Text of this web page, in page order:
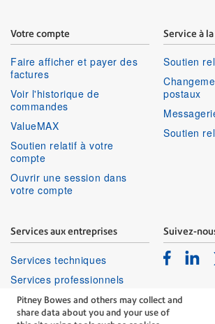
Pitney Bowes and others may collect and
share data about you and your use of
Votre compte
Faire afficher et payer des
factures
Voir l'historique de
commandes
ValueMAX
Soutien relatif à votre
compte
Ouvrir une session dans
votre compte
Service à
Soutien
postaux
Soutien
Services aux entreprises
Services techniques
Services professionnels
Suivez-
Facebook